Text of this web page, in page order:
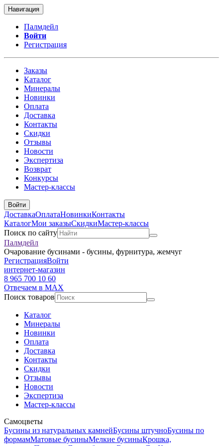
Навигация
Палмдейл
Войти
Регистрация
Заказы
Каталог
Минералы
Новинки
Оплата
Доставка
Контакты
Скидки
Отзывы
Новости
Экспертиза
Возврат
Конкурсы
Мастер-классы
Войти
ДоставкаОплатаНовинкиКонтакты
КаталогМои заказыСкидкиМастер-классы
Поиск по сайту
Палмдейл
Очарование бусинами - бусины, фурнитура, жемчуг
РегистрацияВойти
интернет-магазин
8 965 700 10 60
Отвечаем в MAX
Поиск товаров
Каталог
Минералы
Новинки
Оплата
Доставка
Контакты
Скидки
Отзывы
Новости
Экспертиза
Мастер-классы
Самоцветы
Бусины из натуральных камнейБусины штучноБусины по
формамМатовые бусиныМелкие бусиныКрошка,